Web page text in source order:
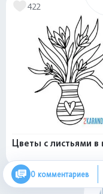
422
Цветы с листьями в
0 комментариев